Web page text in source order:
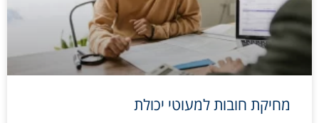
מחיקת חובות למעוטי יכולת